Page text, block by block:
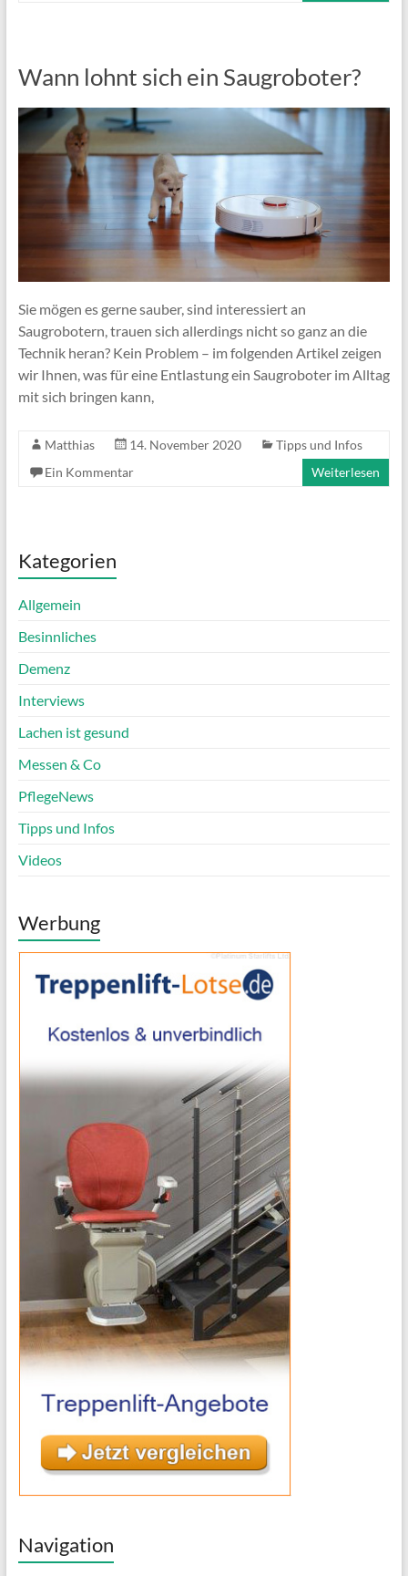
Wann lohnt sich ein Saugroboter?
Sie mögen es gerne sauber, sind interessiert an
Saugrobotern, trauen sich allerdings nicht so ganz an die
Technik heran? Kein Problem – im folgenden Artikel zeigen
wir Ihnen, was für eine Entlastung ein Saugroboter im Alltag
mit sich bringen kann,
Matthias 14. November 2020
Tipps und Infos
Ein Kommentar
Weiterlesen
Kategorien
Allgemein
Besinnliches
Demenz
Interviews
Lachen ist gesund
Messen & Co
PflegeNews
Tipps und Infos
Videos
Werbung
Navigation